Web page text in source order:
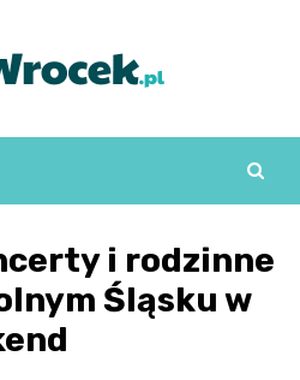
i rodzinne
Śląsku w